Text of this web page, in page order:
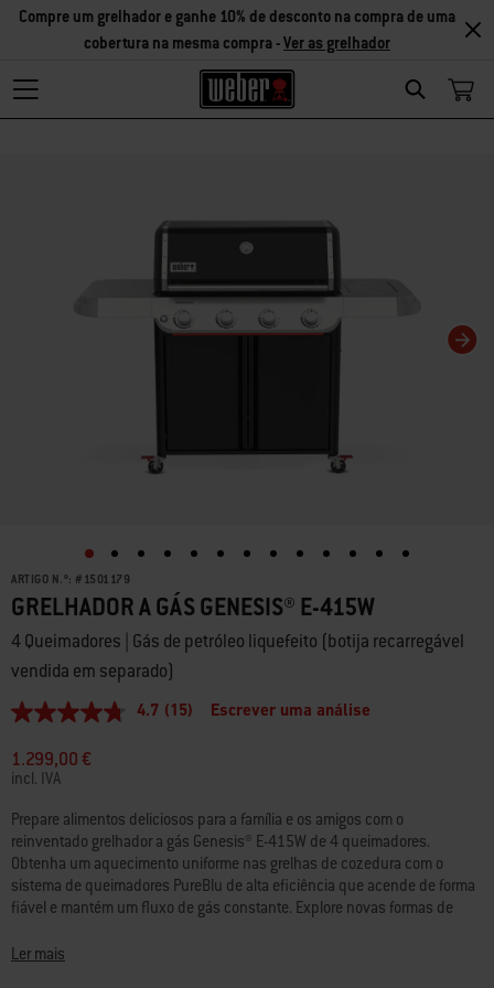
Search
Compre um grelhador e ganhe 10% de desconto na compra de uma
cobertura na mesma compra -Ver as grelhador
ARTIGO N.º: # 1501179
GRELHADOR A GÁS GENESIS® E-415W
4 Queimadores | Gás de petróleo liquefeito (botija recarregável
vendida em separado)
4.7
5
estrelas,
valor
médio
de
classificação.
Read
15
Reviews.
Link
a
mesma
4.7 (15) Escrever uma análise
1.299,00 €
incl. IVA
Prepare alimentos deliciosos para a família e os amigos com o
reinventado grelhador a gás Genesis® E-415W de 4 queimadores.
Obtenha um aquecimento uniforme nas grelhas de cozedura com o
sistema de queimadores PureBlu de alta eficiência que acende de forma
fiável e mantém um fluxo de gás constante. Explore novas formas de
System Weber Crafted® incluídas, compatíveis com diversos acessórios
Ler mais